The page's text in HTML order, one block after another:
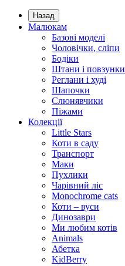
Назад
Малюкам
Базові моделі
Чоловічки, сліпи
Бодіки
Штани і повзунки
Реглани і худі
Шапочки
Слюнявчики
Піжами
Колекції
Little Stars
Коти в саду
Транспорт
Маки
Пухлики
Чарівний ліс
Monochrome cats
Коти – вуси
Динозаври
Ми любим котів
Animals
Абетка
KidBerry